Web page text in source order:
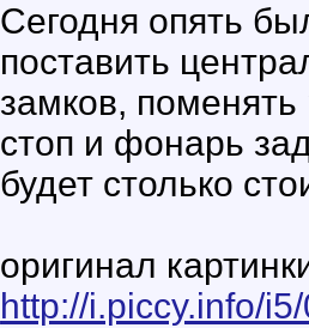
Сегодня опять
поставить
замков, поменять
стоп и фонарь
будет столько
оригинал
http://i.piccy.info/